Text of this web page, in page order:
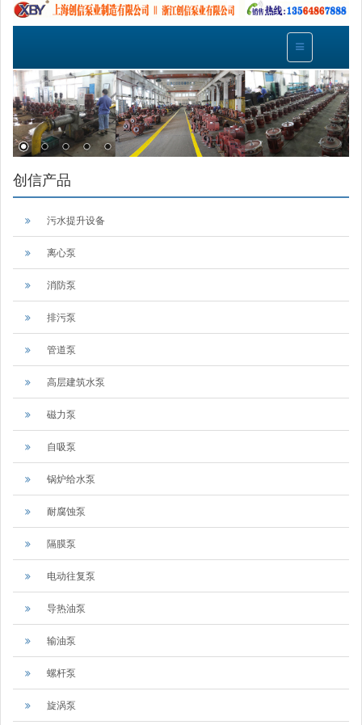
创信产品
污水提升设备
离心泵
消防泵
排污泵
管道泵
高层建筑水泵
磁力泵
自吸泵
锅炉给水泵
耐腐蚀泵
隔膜泵
电动往复泵
导热油泵
输油泵
螺杆泵
旋涡泵